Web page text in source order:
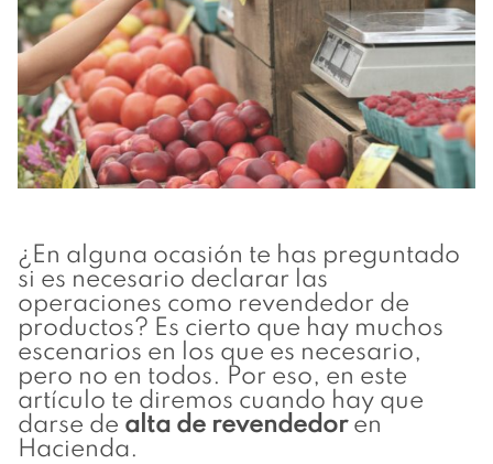
¿En alguna ocasión te has preguntado
si es necesario declarar las
operaciones como revendedor de
productos? Es cierto que hay muchos
escenarios en los que es necesario,
pero no en todos. Por eso, en este
artículo te diremos cuando hay que
darse de alta de revendedoren
Hacienda.